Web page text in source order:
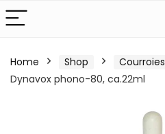
Home Shop Courroies
Dynavox phono-80, ca.22ml